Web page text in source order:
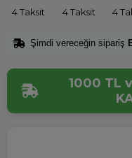
4 Taksit 4 Taksit 4
Şimdi vereceğin sipariş
1000 TL